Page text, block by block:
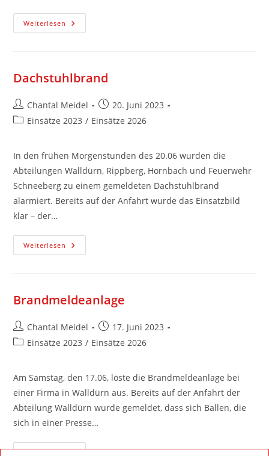
Weiterlesen
Dachstuhlbrand
Chantal Meidel
20. Juni 2023
Einsätze 2023 / Einsätze 2026
In den frühen Morgenstunden des 20.06 wurden die
Abteilungen Walldürn, Rippberg, Hornbach und Feuerwehr
Schneeberg zu einem gemeldeten Dachstuhlbrand
alarmiert. Bereits auf der Anfahrt wurde das Einsatzbild
klar – der…
Weiterlesen
Brandmeldeanlage
Chantal Meidel
17. Juni 2023
Einsätze 2023 / Einsätze 2026
Am Samstag, den 17.06, löste die Brandmeldeanlage bei
einer Firma in Walldürn aus. Bereits auf der Anfahrt der
Abteilung Walldürn wurde gemeldet, dass sich Ballen, die
sich in einer Presse…
Weiterlesen